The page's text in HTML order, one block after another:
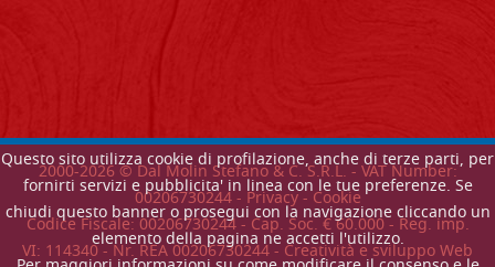
Questo sito utilizza cookie di profilazione, anche di terze parti, per
fornirti servizi e pubblicita' in linea con le tue preferenze. Se
chiudi questo banner o prosegui con la navigazione cliccando un
elemento della pagina ne accetti l'utilizzo.
2000-2026© Dal Molin Stefano & C. S.R.L. - VAT Number:
00206730244 - Privacy-Cookie
Codice Fiscale: 00206730244 - Cap. Soc. € 60.000 - Reg. imp.
VI: 114340 - Nr. REA 00206730244 - Creatività e sviluppo Web